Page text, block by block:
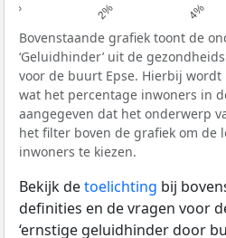
0% 2% 4%
Bovenstaande grafiek toont de
‘Geluidhinder’ uit de
voor de buurt Epse. Hierbij
wat het percentage inwoners in
aangegeven dat het onderwerp
het filter boven de grafiek om de
inwoners te kiezen.
Bekijk detoelichting bij
definities en de vragen voor
‘ernstige geluidhinder door